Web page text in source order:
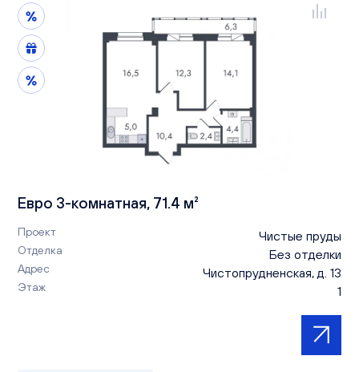
Евро 3-комнатная, 71.4 м²
Проект Чистые пруды
Отделка Без отделки
Адрес Чистопрудненская, д. 13
Этаж 1